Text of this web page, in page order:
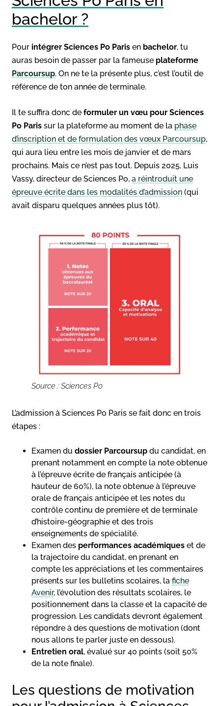
bachelor ?
Pour intégrer Sciences Po Paris en bachelor, tu
auras besoin de passer par la fameuse plateforme
Parcoursup. On ne te la présente plus, c’est l’outil de
référence de ton année de terminale.
Il te suffira donc de formuler un vœu pour Sciences
Po Paris sur la plateforme au moment de la phase
d’inscription et de formulation des vœux Parcoursup,
qui aura lieu entre les mois de janvier et de mars
prochains. Mais ce n’est pas tout. Depuis 2025, Luis
Vassy, directeur de Sciences Po, a réintroduit une
épreuve écrite dans les modalités d’admission (qui
avait disparu quelques années plus tôt).
Source : Sciences Po
L’admission à Sciences Po Paris se fait donc en trois
étapes :
Examen du dossier Parcoursup du candidat, en
prenant notamment en compte la note obtenue
à l’épreuve écrite de français anticipée (à
hauteur de 60%), la note obtenue à l’épreuve
orale de français anticipée et les notes du
contrôle continu de première et de terminale
d’histoire-géographie et des trois
enseignements de spécialité.
Examen des performances académiques et de
la trajectoire du candidat, en prenant en
compte les appréciations et les commentaires
présents sur les bulletins scolaires, la fiche
Avenir, l’évolution des résultats scolaires, le
positionnement dans la classe et la capacité de
progression. Les candidats devront également
répondre à des questions de motivation (dont
nous allons te parler juste en dessous).
Entretien oral, évalué sur 40 points (soit 50%
de la note finale).
Les questions de motivation